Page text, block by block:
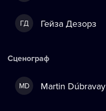
ГД Гейза Дезорз
Сценограф
MD Martin Dúbravay